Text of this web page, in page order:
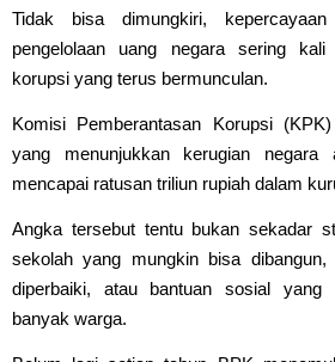
Tidak bisa dimungkiri,
pengelolaan uang negara sering
korupsi yang terus bermunculan.
Komisi Pemberantasan Korupsi
yang menunjukkan kerugian negara
mencapai ratusan triliun rupiah dalam
Angka tersebut tentu bukan sekadar
sekolah yang mungkin bisa
diperbaiki, atau bantuan sosial yang
banyak warga.